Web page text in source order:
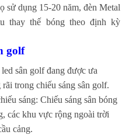
sử dụng 15-20 năm, đèn Metal
thay thế bóng theo định kỳ
golf
sân golf đang được ưa
trong chiếu sáng sân golf.
sáng: Chiếu sáng sân bóng
các khu vực rộng ngoài trời
cảng.